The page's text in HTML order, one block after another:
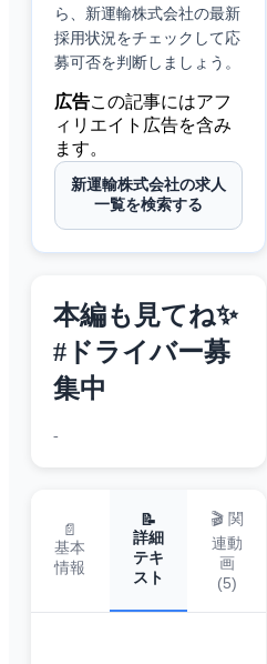
ら、 新運輸株式会社の最新
採用状況をチェックして応
募可否を判断しましょう。
広告この記事にはアフ
ィリエイト広告を含み
ます。
新運輸株式会社の求人
一覧を検索する
本編も見てね✨
#ドライバー募
集中
-
📄
基本
情報
📝
詳細
テキ
スト
🎬 関
連動
画
(5)